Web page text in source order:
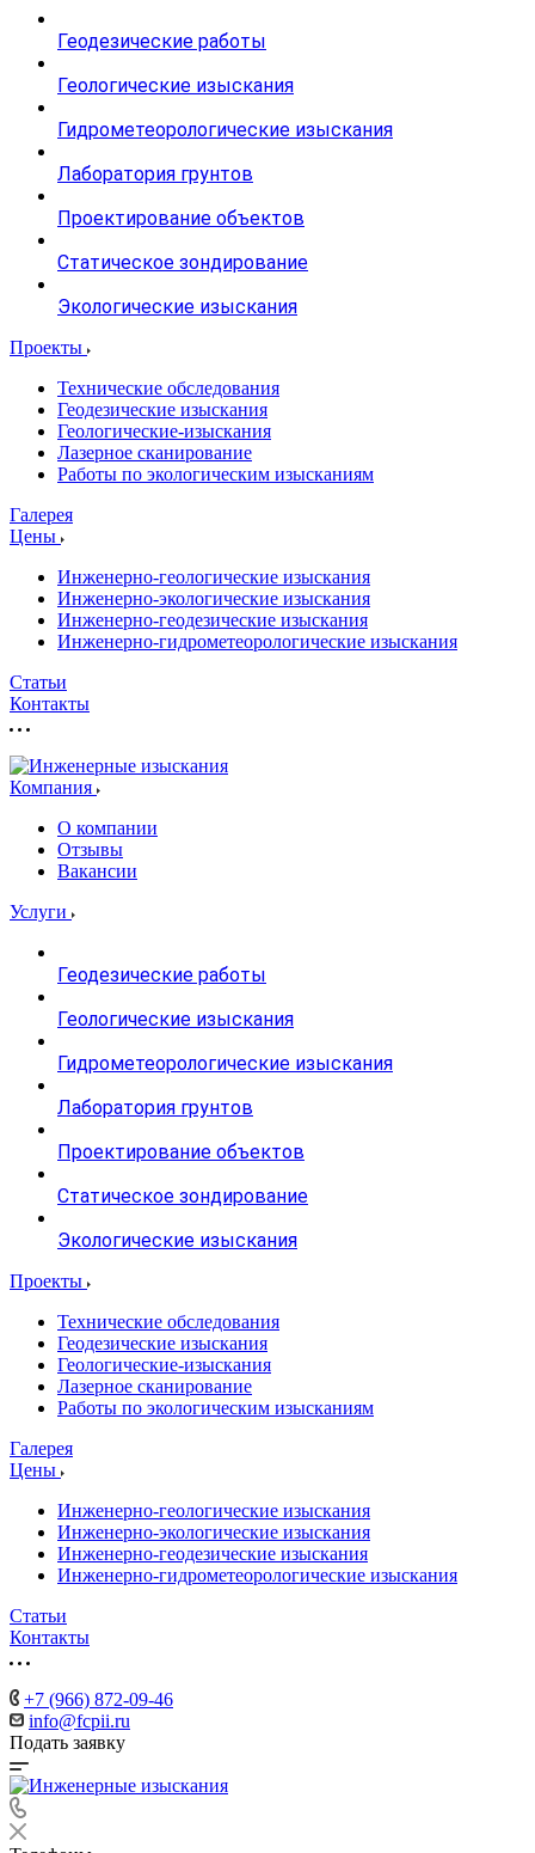
Геодезические работы
Геологические изыскания
Гидрометеорологические изыскания
Лаборатория грунтов
Проектирование объектов
Статическое зондирование
Экологические изыскания
Проекты
Технические обследования
Геодезические изыскания
Геологические-изыскания
Лазерное сканирование
Работы по экологическим изысканиям
Галерея
Цены
Инженерно-геологические изыскания
Инженерно-экологические изыскания
Инженерно-геодезические изыскания
Инженерно-гидрометеорологические изыскания
Статьи
Контакты
Компания
О компании
Отзывы
Вакансии
Услуги
Геодезические работы
Геологические изыскания
Гидрометеорологические изыскания
Лаборатория грунтов
Проектирование объектов
Статическое зондирование
Экологические изыскания
Проекты
Технические обследования
Геодезические изыскания
Геологические-изыскания
Лазерное сканирование
Работы по экологическим изысканиям
Галерея
Цены
Инженерно-геологические изыскания
Инженерно-экологические изыскания
Инженерно-геодезические изыскания
Инженерно-гидрометеорологические изыскания
Статьи
Контакты
+7 (966) 872-09-46
info@fcpii.ru
Подать заявку